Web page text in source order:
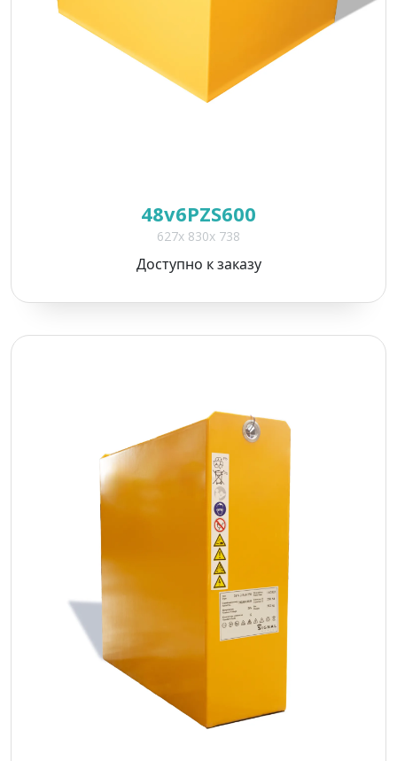
48v6PZS600
627x 830x 738
Доступно к заказу